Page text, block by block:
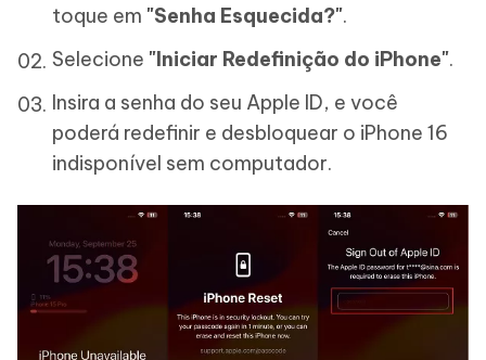
toque em "Senha Esquecida?".
Selecione "Iniciar Redefinição do iPhone".
Insira a senha do seu Apple ID, e você
poderá redefinir e desbloquear o iPhone 16
indisponível sem computador.